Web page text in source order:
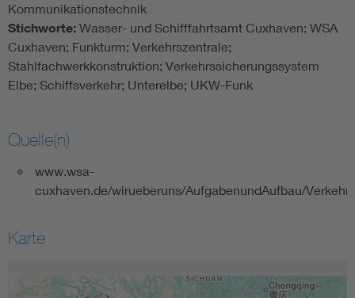
Kommunikationstechnik
Stichworte: Wasser- und Schifffahrtsamt Cuxhaven; WSA
Cuxhaven; Funkturm; Verkehrszentrale;
Stahlfachwerkkonstruktion; Verkehrssicherungssystem
Elbe; Schiffsverkehr; Unterelbe; UKW-Funk
Quelle(n)
www.wsa-
cuxhaven.de/wirueberuns/AufgabenundAufbau/
Karte